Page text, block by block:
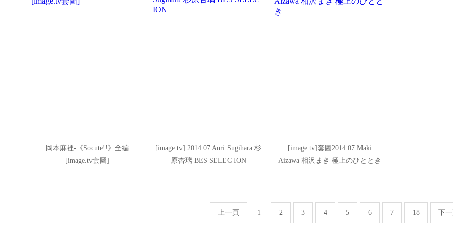
岡本麻裡-《Socute!!》全編
[image.tv套圖]
[image.tv] 2014.07 Anri Sugihara 杉
原杏璃 BES SELEC ION
[image.tv]套圖2014.07 Maki
Aizawa 相沢まき 極上のひととき
上一頁 1 2 3 4 5 6 7 18 下